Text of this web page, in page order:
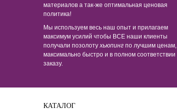
материалов а так-же оптимальная ценовая
политика!
Мы используем весь наш опыт и прилагаем
максимум усилий чтобы ВСЕ наши клиенты
получали позолотухьюпинг по лучшим ценам,
максимально быстро и в полном соответствии
заказу.
КАТАЛОГ